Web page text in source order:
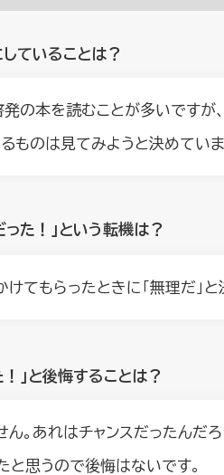
ていることは？
の本を読むことが多いですが
ものは見てみようと決めていま
った！」という転機は？
てもらったときに「無理だ」と
！」と後悔することは？
。あれはチャンスだったんだろ
と思うので後悔はないです。